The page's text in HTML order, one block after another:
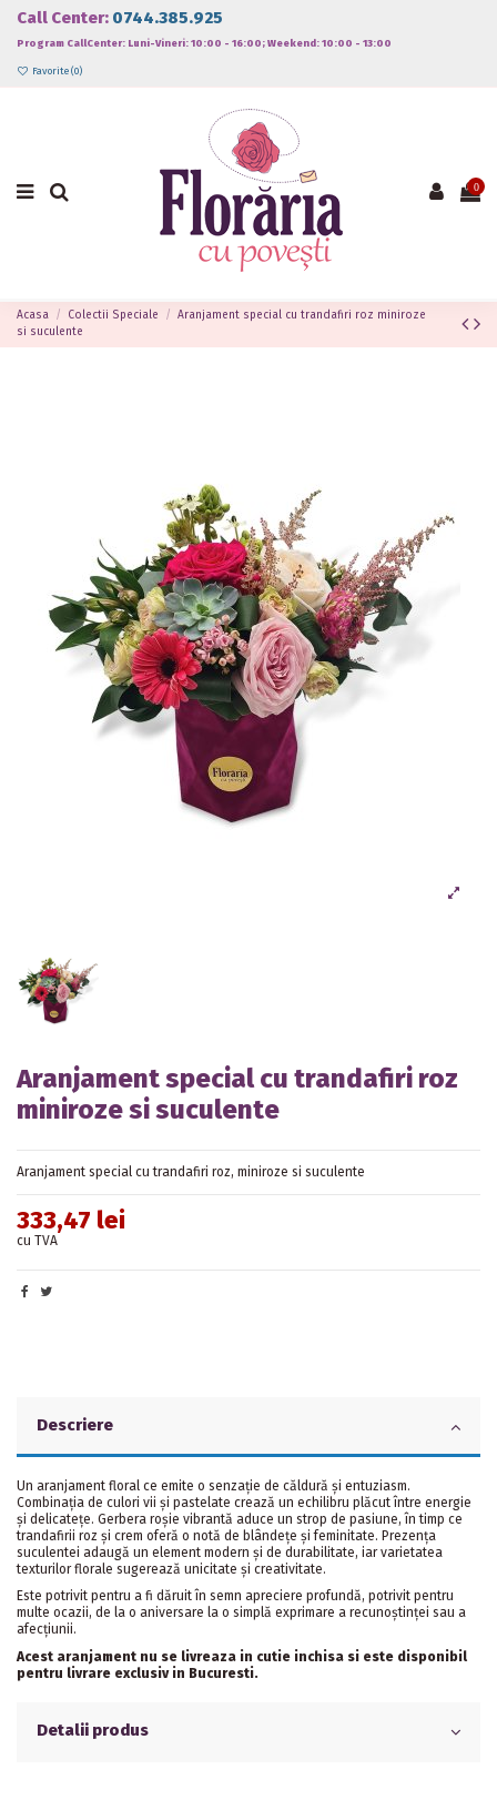
Call Center: 0744.385.925
Program CallCenter: Luni-Vineri: 10:00 - 16:00; Weekend: 10:00 - 13:00
Favorite (0)
0
Acasa Colectii Speciale
Aranjament special cu trandafiri roz miniroze
si suculente
Aranjament special cu trandafiri roz
miniroze si suculente
Aranjament special cu trandafiri roz, miniroze si suculente
333,47 lei
cu TVA
Descriere
Un aranjament floral ce emite o senzație de căldură și entuziasm.
Combinația de culori vii și pastelate crează un echilibru plăcut între energie
și delicatețe. Gerbera roșie vibrantă aduce un strop de pasiune, în timp ce
trandafirii roz și crem oferă o notă de blândețe și feminitate. Prezența
suculentei adaugă un element modern și de durabilitate, iar varietatea
texturilor florale sugerează unicitate și creativitate.
Este potrivit pentru a fi dăruit în semn apreciere profundă, potrivit pentru
multe ocazii, de la o aniversare la o simplă exprimare a recunoștinței sau a
afecțiunii.
Acest aranjament nu se livreaza in cutie inchisa si este disponibil
pentru livrare exclusiv in Bucuresti.
Detalii produs